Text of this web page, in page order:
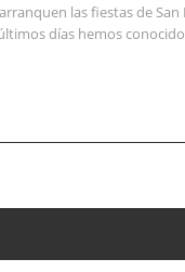
las fiestas de
días hemos